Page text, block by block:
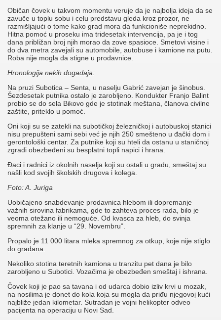
Običan čovek u takvom momentu veruje da je najbolja ideja da se
zavuče u toplu sobu i celu predstavu gleda kroz prozor, ne
razmišljajući o tome kako grad mora da funkcioniše neprekidno.
Hitna pomoć u proseku ima tridesetak intervencija, pa je i tog
dana približan broj njih morao da zove spasioce. Smetovi visine i
do dva metra zavejali su automobile, autobuse i kamione na putu.
Roba nije mogla da stigne u prodavnice.
Hronologija nekih događaja:
Na pruzi Subotica – Senta, u naselju Gabrić zavejan je šinobus.
Šezdesetak putnika ostalo je zarobljeno. Kondukter Franjo Balint
probio se do sela Bikovo gde je stotinak meštana, članova civilne
zaštite, priteklo u pomoć.
Oni koji su se zatekli na subotičkoj železničkoj i autobuskoj stanici
nisu prepušteni sami sebi već je njih 250 smešteno u đački dom i
gerontološki centar. Za putnike koji su hteli da ostanu u staničnoj
zgradi obezbeđeni su besplatni topli napici i hrana.
Đaci i radnici iz okolnih naselja koji su ostali u gradu, smeštaj su
našli kod svojih školskih drugova i kolega.
Foto: A. Juriga
Uobičajeno snabdevanje prodavnica hlebom ili dopremanje
važnih sirovina fabrikama, gde to zahteva proces rada, bilo je
veoma otežano ili nemoguće. Od kvasca za hleb, do svinja
spremnih za klanje u “29. Novembru”.
Propalo je 11 000 litara mleka spremnog za otkup, koje nije stiglo
do građana.
Nekoliko stotina teretnih kamiona u tranzitu pet dana je bilo
zarobljeno u Subotici. Vozačima je obezbeđen smeštaj i ishrana.
Čovek koji je pao sa tavana i od udarca dobio izliv krvi u mozak,
na nosilima je donet do kola koja su mogla da priđu njegovoj kući
najbliže jedan kilometar. Sutradan je vojni helikopter odveo
pacijenta na operaciju u Novi Sad.